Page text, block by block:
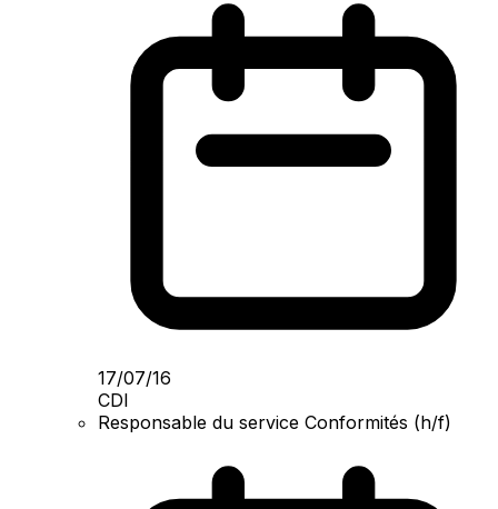
17/07/16
CDI
Responsable du service Conformités (h/f)